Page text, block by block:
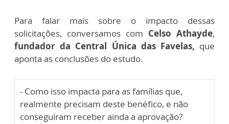
Para falar mais sobre o impacto dessas
solicitações, conversamos com Celso Athayde,
fundador da Central Única das Favelas, que
aponta as conclusões do estudo.
- Como isso impacta para as famílias que,
realmente precisam deste benéfico, e não
conseguiram receber ainda a aprovação?